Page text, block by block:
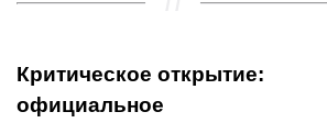
Критическое открытие:
официальное